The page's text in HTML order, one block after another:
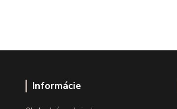
Informácie